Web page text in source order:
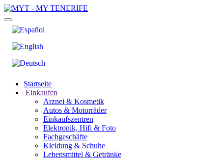
Startseite
Einkaufen
Arznei & Kosmetik
Autos & Motorräder
Einkaufszentren
Elektronik, Hifi & Foto
Fachgeschäfte
Kleidung & Schuhe
Lebensmittel & Getränke